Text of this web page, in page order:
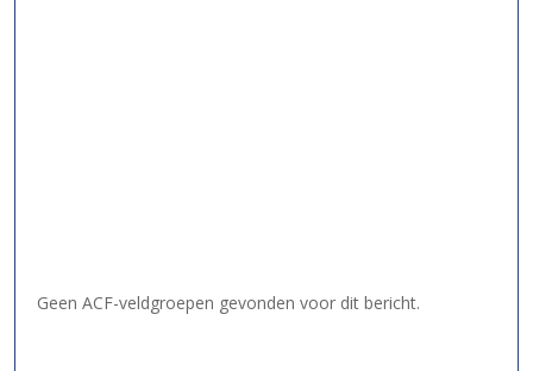
Geen ACF-veldgroepen gevonden voor dit bericht.